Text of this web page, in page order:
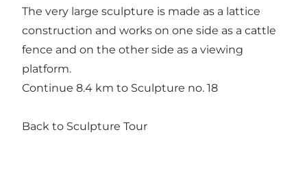
The very large sculpture is made as a lattice
construction and works on one side as a cattle
fence and on the other side as a viewing
platform.
Continue 8.4 km to Sculpture no. 18
Back to Sculpture Tour